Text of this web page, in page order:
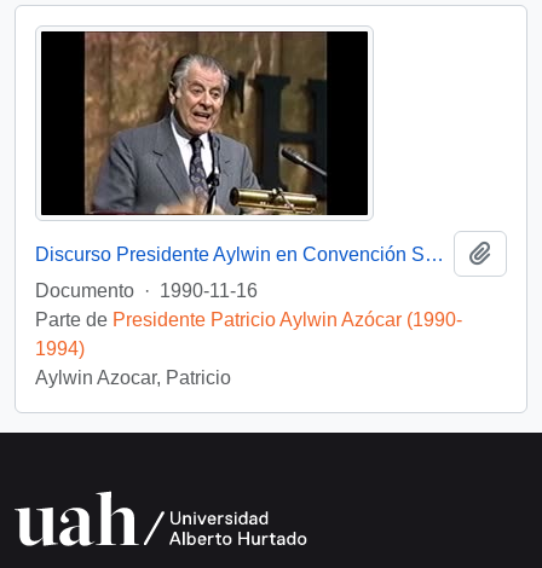
Discurso Presidente Aylwin en Convención Santiago: Video
Documento · 1990-11-16
Parte de Presidente Patricio Aylwin Azócar (1990-
1994)
Aylwin Azocar, Patricio